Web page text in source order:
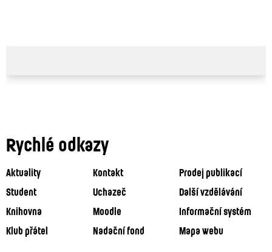
Rychlé odkazy
Aktuality Kontakt
Prodej publikací
Student
Uchazeč
Další vzdělávání
Knihovna
Moodle
Informační systém
Klub přátel
Nadační fond Mapa webu